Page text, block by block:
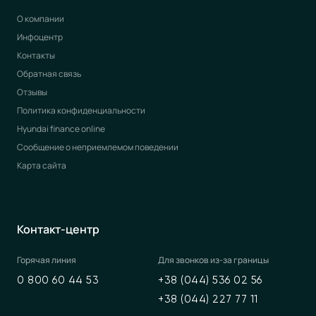
О компании
Инфоцентр
Контакты
Обратная связь
Отзывы
Политика конфиденциальности
Hyundai finance online
Сообщение о неприемлемом поведении
Карта сайта
Контакт-центр
Горячая линия
0 800 60 44 53
Для звонков из-за границы
+38 (044) 536 02 56
+38 (044) 227 77 11